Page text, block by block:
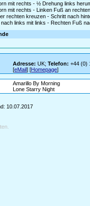
mit rechts - ½ Drehung links
mit rechts - Linken Fuß an
rechten kreuzen - Schritt nach
nach links mit links - Rechten Fuß
Adresse: UK;Telefon: +44 (0)
[eMail] [Homepage]
Amarillo By Morning
Lone Starry Night
10.07.2017